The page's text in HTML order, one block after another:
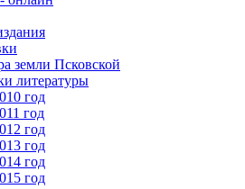
земли Псковской
литературы
год
год
год
год
год
год